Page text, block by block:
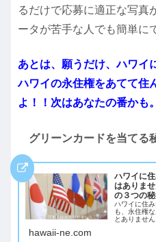
るだけで応募に適正な写真
ータが苦手な人でも簡単に
あとは、願うだけ、ハワイ
ハワイの永住権をあてて住
よ！！次はあなたの番かも
グリーンカードを当てる
ハワイに
はありま
の３つの秘
ハワイに住
も、永住権
とありませ
DV-2022に
hawaii-ne.com